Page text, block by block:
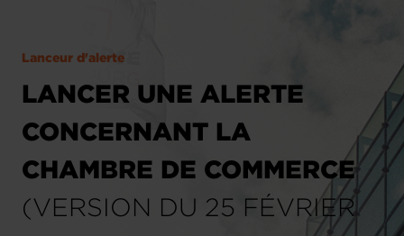
Lanceur d'alerte
LANCER UNE ALERTE
CONCERNANT LA
CHAMBRE DE COMMERCE
(VERSION DU 25 FÉVRIER